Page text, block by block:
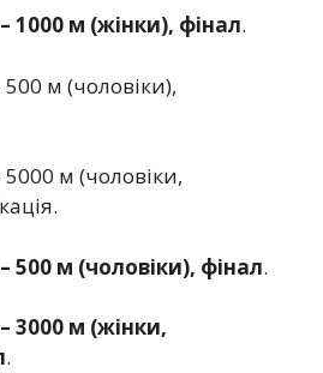
1000 м (жінки), фінал.
м (чоловіки),
м (чоловіки,
500 м (чоловіки), фінал.
3000 м (жінки,
.